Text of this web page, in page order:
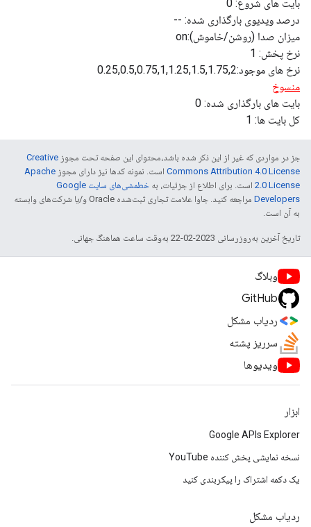
جز در مواردی که غیر از این ذکر شده باشد،‌محتوای این صفحه تحت مجوز Creative
Commons Attribution 4.0 License است. نمونه کدها نیز دارای مجوز Apache
2.0 License است. برای اطلاع از جزئیات، به
خطمشی‌های سایت Google
Developers‏
مراجعه کنید. جاوا علامت تجاری ثبت‌شده Oracle و/یا شرکت‌های وابسته
به آن است.
تاریخ آخرین به‌روزرسانی 2023-02-22 به‌وقت ساعت هماهنگ جهانی.
وبلاگ
GitHub
ردیاب مشکل
سرریز پشته
ویدیوها
ابزار
Google APIs Explorer
نسخه نمایشی پخش کننده YouTube
یک دکمه اشتراک را پیکربندی کنید
ردیاب مشکل